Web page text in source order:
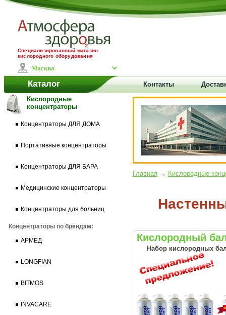
Специализированный магазин
кислородного оборудования
Каталог Контакты
Кислородные
концентраторы
Концентраторы ДЛЯ ДОМА
Портативные концентраторы
Концентраторы ДЛЯ БАРА
Медицинские концентраторы
Концентраторы для больниц
Концентраторы по брендам:
АРМЕД
LONGFIAN
BITMOS
INVACARE
Главная → Кислородные
Кислородный
Набор кислородных